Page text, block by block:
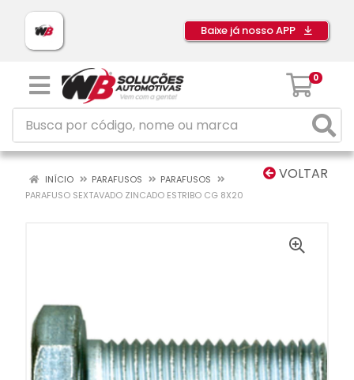
Baixe já nosso APP
0
VOLTAR
INÍCIO PARAFUSOS
PARAFUSOS
PARAFUSO SEXTAVADO ZINCADO ESTRIBO CG 8X20